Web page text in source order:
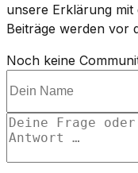
unsere Erklärung
Beiträge werden vor
Noch keine